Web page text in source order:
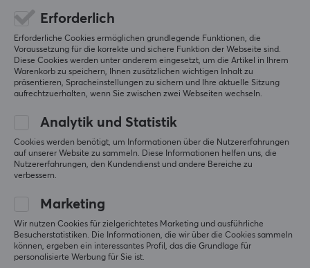
Vorlieben gestalten können.
TECHNISCHE DATEN
EIGENSCHAFTEN
Farbe
Türkis
Relevanz
Alle Bewertungen
Ville-Pekka P
Verifizierter Käufer
Level 12
Loud Champion
PC
Mehr aus unserer
Erforderlich
Erforderliche Cookies ermöglichen grundlegende Funktionen, die
Voraussetzung für die korrekte und sichere Funktion der Webseite sind.
Diese Cookies werden unter anderem eingesetzt, um die Artikel in Ihrem
Warenkorb zu speichern, Ihnen zusätzlichen wichtigen Inhalt zu
präsentieren, Spracheinstellungen zu sichern und Ihre aktuelle Sitzung
aufrechtzuerhalten, wenn Sie zwischen zwei Webseiten wechseln.
Analytik und Statistik
Cookies werden benötigt, um Informationen über die Nutzererfahrungen
auf unserer Website zu sammeln. Diese Informationen helfen uns, die
Nutzererfahrungen, den Kundendienst und andere Bereiche zu
verbessern.
Marketing
Wir nutzen Cookies für zielgerichtetes Marketing und ausführliche
Besucherstatistiken. Die Informationen, die wir über die Cookies sammeln
können, ergeben ein interessantes Profil, das die Grundlage für
personalisierte Werbung für Sie ist.